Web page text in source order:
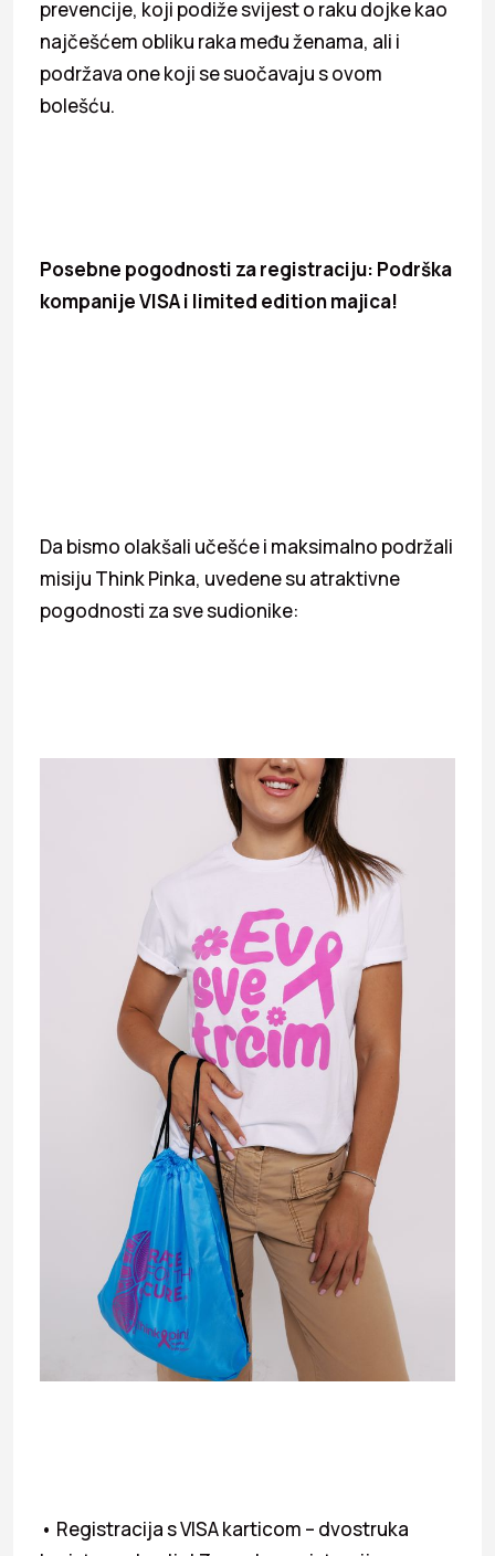
prevencije, koji podiže svijest o raku dojke kao
najčešćem obliku raka među ženama, ali i
podržava one koji se suočavaju s ovom
bolešću.
Posebne pogodnosti za registraciju: Podrška
kompanije VISA i limited edition majica!
Da bismo olakšali učešće i maksimalno podržali
misiju Think Pinka, uvedene su atraktivne
pogodnosti za sve sudionike:
• Registracija s VISA karticom – dvostruka